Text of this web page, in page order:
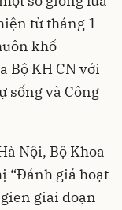
từ tháng 1-
khổ
Bộ KH CN với
sống và Công
Nội, Bộ Khoa
“Đánh giá hoạt
giai đoạn